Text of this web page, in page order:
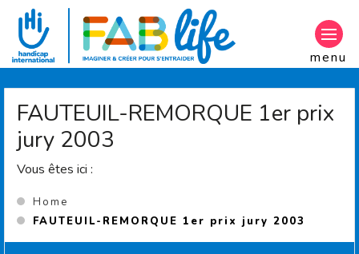
Aller au contenu principal
menu
FAUTEUIL-REMORQUE 1er prix
jury 2003
Vous êtes ici :
Home
FAUTEUIL-REMORQUE 1er prix jury 2003